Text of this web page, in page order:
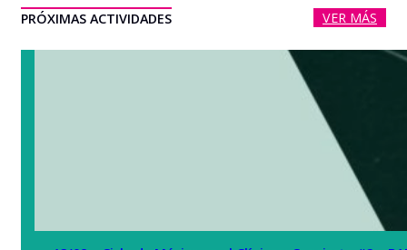
PRÓXIMAS ACTIVIDADES VER MÁS